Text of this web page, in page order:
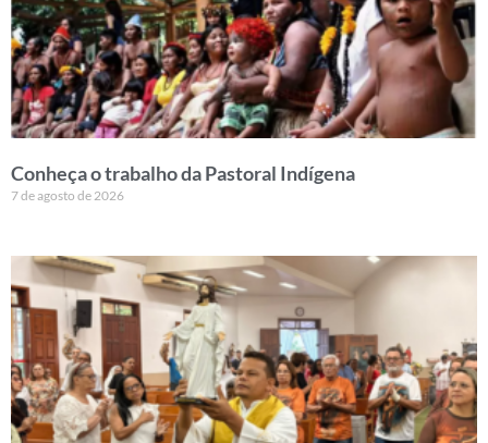
Conheça o trabalho da Pastoral Indígena
7 de agosto de 2026